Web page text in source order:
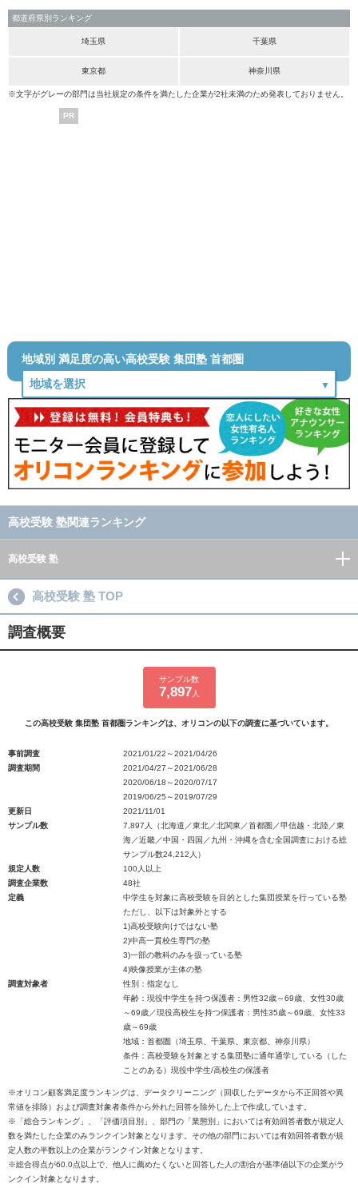
都道府県別ランキング
埼玉県 千葉県
東京都 神奈川県
※文字がグレーの部門は当社規定の条件を満たした企業が2社未満のため発表しておりません。
PR
地域別 満足度の高い高校受験 集団塾 首都圏
高校受験 塾関連ランキング
高校受験 塾
高校受験 塾 TOP
調査概要
サンプル数
7,897 人
この高校受験 集団塾 首都圏ランキングは、オリコンの以下の調査に基づいています。
事前調査
2021/01/22～2021/04/26
調査期間
2021/04/27～2021/06/28
2020/06/18～2020/07/17
2019/06/25～2019/07/29
更新日
2021/11/01
サンプル数
7,897人（北海道／東北／北関東／首都圏／甲信越・北陸／東
海／近畿／中国・四国／九州・沖縄を含む全国調査における総
サンプル数24,212人）
規定人数
100人以上
調査企業数
48社
定義
中学生を対象に高校受験を目的とした集団授業を行っている塾
ただし、以下は対象外とする
1)高校受験向けではない塾
2)中高一貫校生専門の塾
3)一部の教科のみを扱っている塾
4)映像授業が主体の塾
調査対象者
性別：指定なし
年齢：現役中学生を持つ保護者：男性32歳～69歳、女性30歳
～69歳／現役高校生を持つ保護者：男性35歳～69歳、女性33
歳～69歳
地域：首都圏（埼玉県、千葉県、東京都、神奈川県）
条件：高校受験を対象とする集団塾に通年通学している（した
ことのある）現役中学生/高校生の保護者
※オリコン顧客満足度ランキングは、データクリーニング（回収したデータから不正回答や異
常値を排除）および調査対象者条件から外れた回答を除外した上で作成しています。
※「総合ランキング」、「評価項目別」、部門の「業態別」においては有効回答者数が規定人
数を満たした企業のみランクイン対象となります。その他の部門においては有効回答者数が規
定人数の半数以上の企業がランクイン対象となります。
※総合得点が60.0点以上で、他人に薦めたくないと回答した人の割合が基準値以下の企業がラ
ンクイン対象となります。